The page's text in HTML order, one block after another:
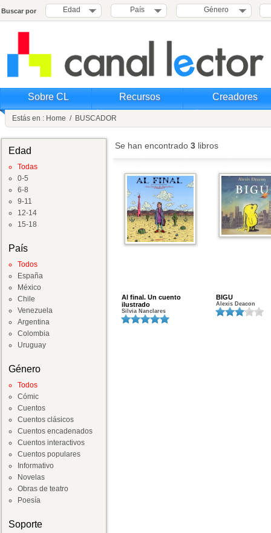
Buscar por Edad País Género
Sobre CL Recursos Creadores
Estás en : Home / BUSCADOR
Edad
Todas
0-5
6-8
9-11
12-14
15-18
País
Todos
España
México
Chile
Venezuela
Argentina
Colombia
Uruguay
Género
Todos
Cómic
Cuentos
Cuentos clásicos
Cuentos encadenados
Cuentos interactivos
Cuentos populares
Informativo
Novelas
Obras de teatro
Poesía
Soporte
Se han encontrado 3 libros
Al final. Un cuento
ilustrado
Silvia Nanclares
BIGU
Alexis Deacon